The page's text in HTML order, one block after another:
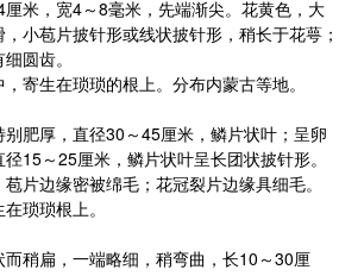
米，宽4～8毫米，先端渐尖。花黄色，大
小苞片披针形或线状披针形，稍长于花萼；
圆齿。
寄生在琐琐的根上。分布内蒙古等地。
肥厚，直径30～45厘米，鳞片状叶；呈卵
15～25厘米，鳞片状叶呈长团状披针形。
片边缘密被绵毛；花冠裂片边缘具细毛。
琐琐根上。
稍扁，一端略细，稍弯曲，长10～30厘